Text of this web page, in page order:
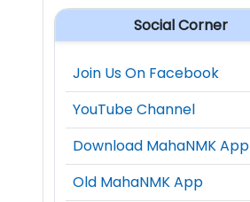
Social Corner
Join Us On Facebook
YouTube Channel
Download MahaNMK App
Old MahaNMK App